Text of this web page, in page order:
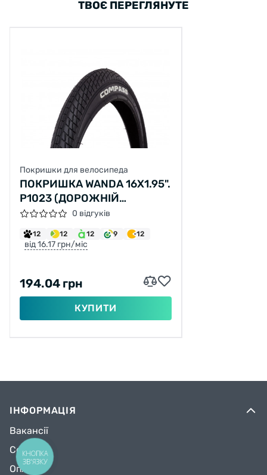
ТВОЄ ПЕРЕГЛЯНУТЕ
Покришки для велосипеда
ПОКРИШКА WANDA 16X1.95".
P1023 (ДОРОЖНІЙ
ПРОТЕКТОР)0 відгуків
12 12 12 9 12
від 16.17 грн/міс
194.04 грн
КУПИТИ
ІНФОРМАЦІЯ
Вакансії
Сервіс
Оплата
КНОПКА
ЗВ'ЯЗКУ